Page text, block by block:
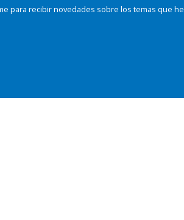
para recibir novedades sobre los temas que he